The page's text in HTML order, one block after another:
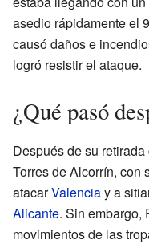
asedio rápidamente el
causó daños e
logró resistir el ataque.
¿Qué pasó
Después de su
Torres de Alcorrín, con
atacarValenciay a
Alicante. Sin embargo,
movimientos de las